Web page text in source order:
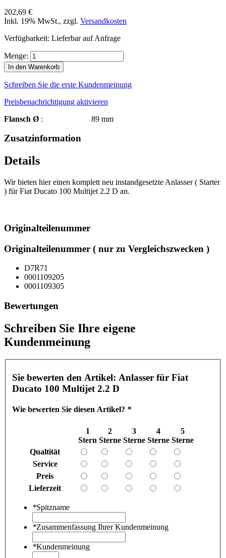
202,69 €
Inkl. 19% MwSt., zzgl. Versandkosten
Verfügbarkeit: Lieferbar auf Anfrage
Menge:
In den Warenkorb
Schreiben Sie die erste Kundenmeinung
Preisbenachrichtigung aktivieren
Flansch Ø : 89 mm
Zusatzinformation
Details
Wir bieten hier einen komplett neu instandgesetzte Anlasser ( Starter
) für Fiat Ducato 100 Multijet 2.2 D an.
Originalteilenummer
Originalteilenummer ( nur zu Vergleichszwecken )
D7R71
0001109205
0001109305
Bewertungen
Schreiben Sie Ihre eigene
Kundenmeinung
Sie bewerten den Artikel: Anlasser für Fiat
Ducato 100 Multijet 2.2 D
Wie bewerten Sie diesen Artikel? *
1
Stern
2
Sterne
3
Sterne
4
Sterne
5
Sterne
Qualtität
Service
Preis
Lieferzeit
*Spitzname
*Zusammenfassung Ihrer Kundenmeinung
*Kundenmeinung